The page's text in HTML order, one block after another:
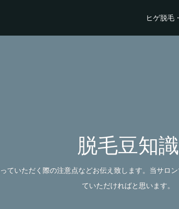
ヒゲ脱毛
脱毛豆知識
ていただく際の注意点などお伝え致します。当サロ
ていただければと思います。